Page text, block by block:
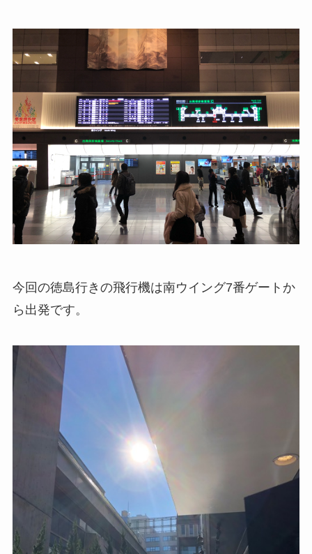
今回の徳島行きの飛行機は南ウイング7番ゲートか
ら出発です。